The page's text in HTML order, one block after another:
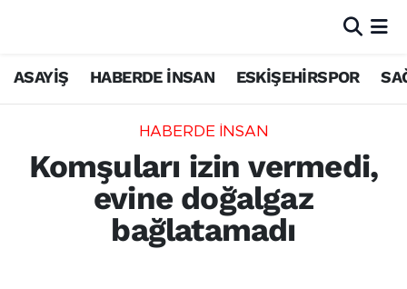
HABERDE İNSAN
Komşuları izin vermedi,
evine doğalgaz
bağlatamadı